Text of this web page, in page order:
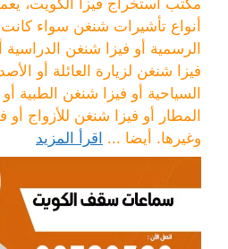
أنواع تأشيرات شنغن سواء كانت
الرسمية أو فيزا شنغن الدراسية
فيزا شنغن لزيارة العائلة أو
السياحية أو فيزا شنغن الطبية
المطار أو فيزا شنغن للأزواج أو
وغيرها. أيضا ... اقرأ المزيد